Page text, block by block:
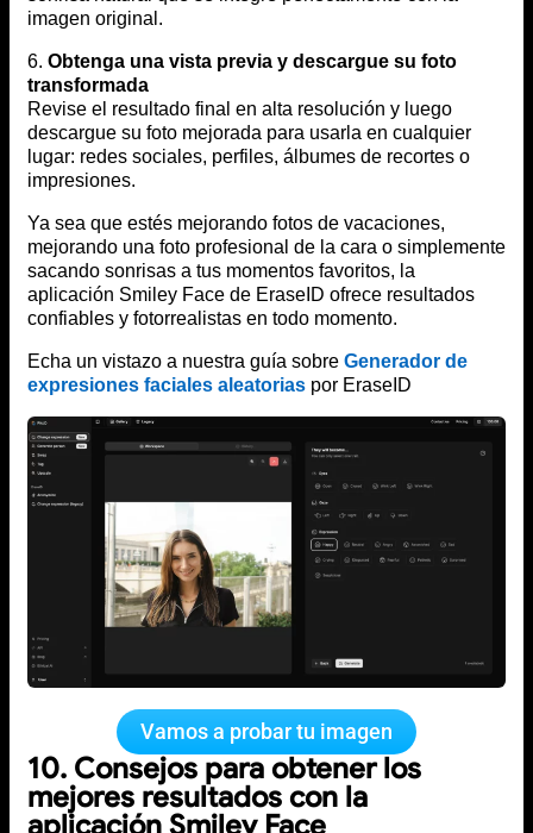
imagen original.
6. Obtenga una vista previa y descargue su foto
transformada
Revise el resultado final en alta resolución y luego
descargue su foto mejorada para usarla en cualquier
lugar: redes sociales, perfiles, álbumes de recortes o
impresiones.
Ya sea que estés mejorando fotos de vacaciones,
mejorando una foto profesional de la cara o simplemente
sacando sonrisas a tus momentos favoritos, la
aplicación Smiley Face de EraseID ofrece resultados
confiables y fotorrealistas en todo momento.
Echa un vistazo a nuestra guía sobre Generador de
expresiones faciales aleatorias por EraseID
Vamos a probar tu imagen
10. Consejos para obtener los
mejores resultados con la
aplicación Smiley Face